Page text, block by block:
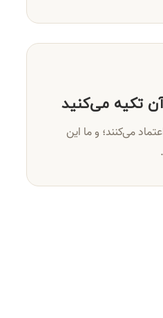
تکیه می‌کنید
می‌کنند؛ و ما این